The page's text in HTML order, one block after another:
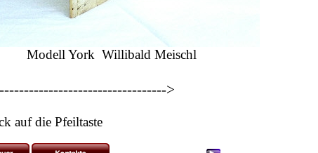
York Willibald Meischl
>
die Pfeiltaste